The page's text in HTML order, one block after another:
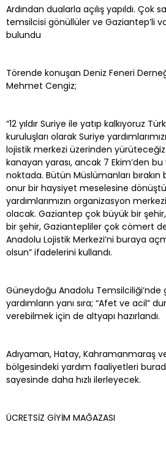
Ardından dualarla açılış yapıldı. Çok
temsilcisi gönüllüler ve Gaziantep’li
bulundu
Törende konuşan Deniz Feneri
Mehmet Cengiz;
“12 yıldır Suriye ile yatıp kalkıyoruz
kuruluşları olarak Suriye
lojistik merkezi üzerinden
kanayan yarası, ancak 7 Ekim’den
noktada. Bütün Müslümanları
onur bir haysiyet meselesine
yardımlarımızın organizasyon
olacak. Gaziantep çok büyük bir
bir şehir, Gaziantepliler çok cömert
Anadolu Lojistik Merkezi’ni buraya
olsun” ifadelerini kullandı.
Güneydoğu Anadolu Temsilciliği’nde
yardımların yanı sıra; “Afet ve acil”
verebilmek için de altyapı hazırlandı.
Adıyaman, Hatay, Kahramanmaraş
bölgesindeki yardım faaliyetleri
sayesinde daha hızlı ilerleyecek.
ÜCRETSİZ GİYİM MAĞAZASI